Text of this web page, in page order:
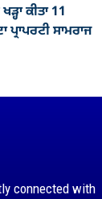
ਕੀਤਾ 11
ਸਾਮਰਾਜ
connected with